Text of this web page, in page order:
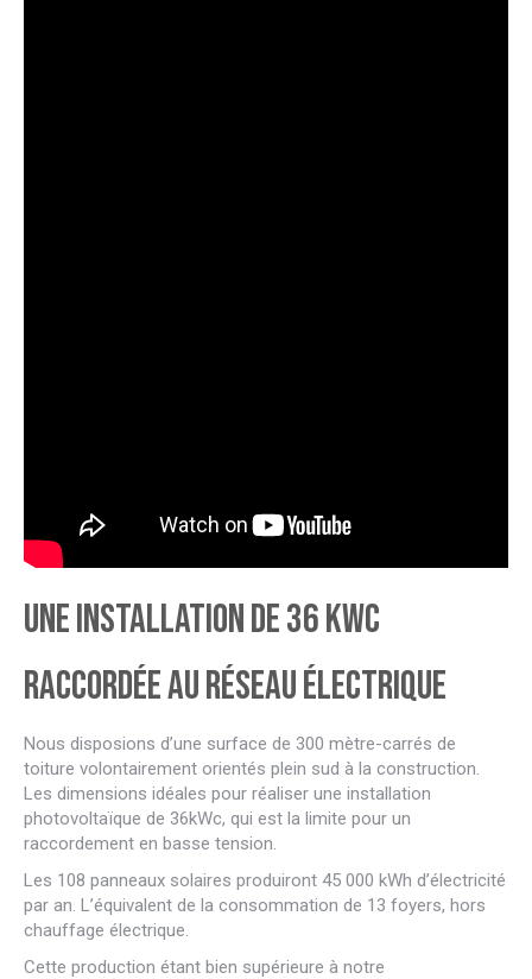
Une installation de 36 kWc
raccordée au réseau électrique
Nous disposions d’une surface de 300 mètre-carrés de
toiture volontairement orientés plein sud à la construction.
Les dimensions idéales pour réaliser une installation
photovoltaïque de 36kWc, qui est la limite pour un
raccordement en basse tension.
Les 108 panneaux solaires produiront 45 000 kWh d’électricité
par an. L’équivalent de la consommation de 13 foyers, hors
chauffage électrique.
Cette production étant bien supérieure à notre